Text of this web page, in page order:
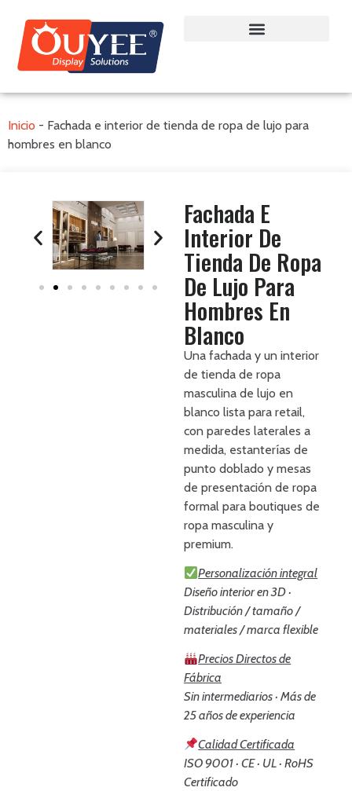
Inicio - Fachada e interior de tienda de ropa de lujo para
hombres en blanco
Fachada E
Interior De
Tienda De Ropa
De Lujo Para
Hombres En
Blanco
Una fachada y un interior
de tienda de ropa
masculina de lujo en
blanco lista para retail,
con paredes laterales a
medida, estanterías de
punto doblado y mesas
de presentación de ropa
formal para boutiques de
ropa masculina y
premium.
Personalización integral
Diseño interior en 3D ·
Distribución / tamaño /
materiales / marca flexible
Precios Directos de
Fábrica
Sin intermediarios · Más de
25 años de experiencia
Calidad Certificada
ISO 9001 · CE · UL · RoHS
Certificado